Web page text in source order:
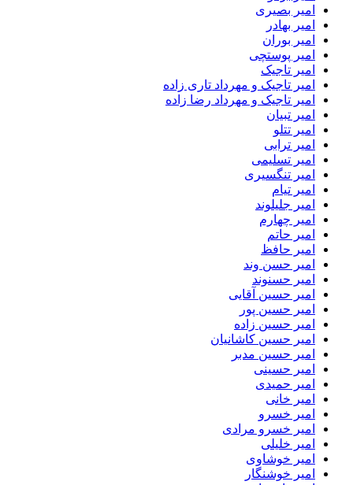
امیر بصیری
امیر بهادر
امیر بوران
امیر پوستچی
امیر تاجیک
امیر تاجیک و مهرداد تاری زاده
امیر تاجیک و مهرداد رضا زاده
امیر تبیان
امیر تتلو
امیر ترابی
امیر تسلیمی
امیر تنگسیری
امیر تیام
امیر جلیلوند
امیر چهارم
امیر حاتم
امیر حافظ
امیر حسن وند
امیر حسنوند
امیر حسین آقایی
امیر حسین پور
امیر حسین زاده
امیر حسین کاشانیان
امیر حسین مدبر
امیر حسینی
امیر حمیدی
امیر خانی
امیر خسرو
امیر خسرو مرادی
امیر خلیلی
امیر خوشاوی
امیر خوشنگار